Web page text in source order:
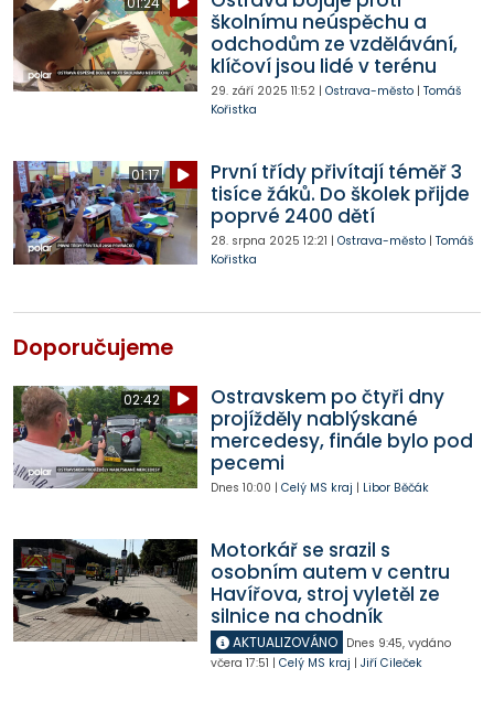
školnímu neúspěchu a
odchodům ze vzdělávání,
klíčoví jsou lidé v terénu
29. září 2025 11:52| Ostrava-město| Tomáš
Kořistka
01:17
První třídy přivítají téměř 3
tisíce žáků. Do školek přijde
poprvé 2400 dětí
28. srpna 2025 12:21 | Ostrava-město| Tomáš
Kořistka
Doporučujeme
02:42
Ostravskem po čtyři dny
projížděly nablýskané
mercedesy, finále bylo pod
pecemi
Dnes 10:00 | Celý MS kraj | Libor Běčák
Motorkář se srazil s
osobním autem v centru
Havířova, stroj vyletěl ze
silnice na chodník
AKTUALIZOVÁNO Dnes 9:45, vydáno
včera 17:51 | Celý MS kraj | Jiří Cileček